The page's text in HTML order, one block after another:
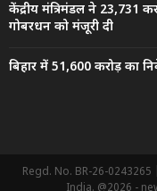
केंद्रीय मंत्रिमंडल ने 23,731
गोबरधन को मंजूरी दी
बिहार में 51,600 करोड़ का
Regd. No. BR-26-
India. @2026 -